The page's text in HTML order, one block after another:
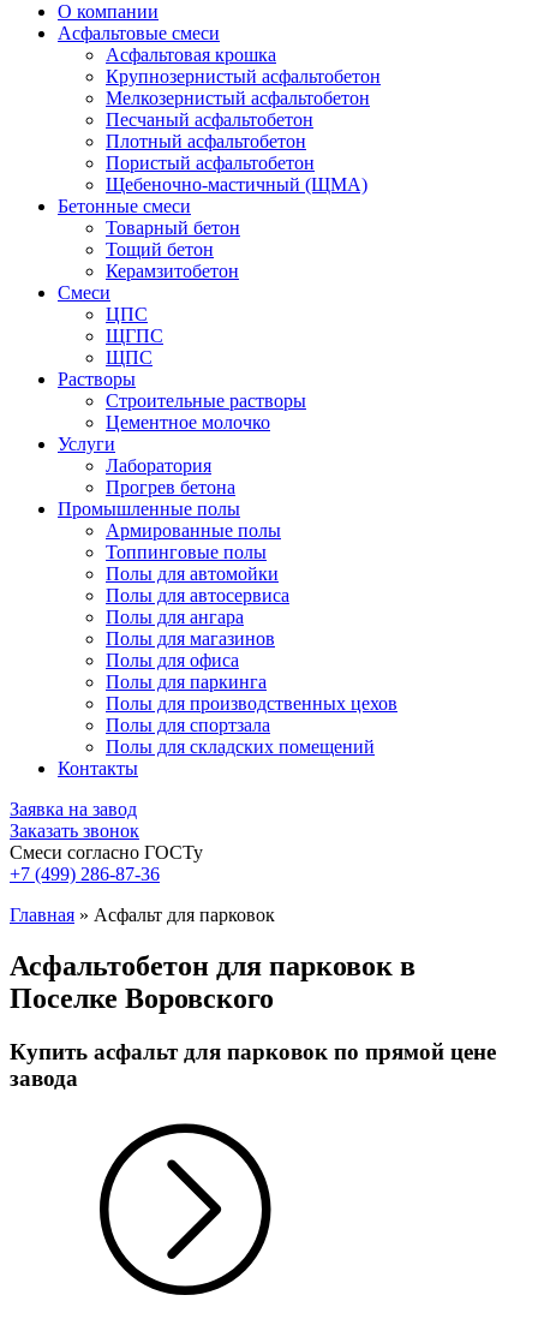
О компании
Асфальтовые смеси
Асфальтовая крошка
Крупнозернистый асфальтобетон
Мелкозернистый асфальтобетон
Песчаный асфальтобетон
Плотный асфальтобетон
Пористый асфальтобетон
Щебеночно-мастичный (ЩМА)
Бетонные смеси
Товарный бетон
Тощий бетон
Керамзитобетон
Смеси
ЦПС
ЩГПС
ЩПС
Растворы
Строительные растворы
Цементное молочко
Услуги
Лаборатория
Прогрев бетона
Промышленные полы
Армированные полы
Топпинговые полы
Полы для автомойки
Полы для автосервиса
Полы для ангара
Полы для магазинов
Полы для офиса
Полы для паркинга
Полы для производственных цехов
Полы для спортзала
Полы для складских помещений
Контакты
Заявка на завод
Заказать звонок
Смеси согласно ГОСТу
+7 (499) 286-87-36
Главная » Асфальт для парковок
Асфальтобетон для парковок в
Поселке Воровского
Купить асфальт для парковок по прямой цене
завода